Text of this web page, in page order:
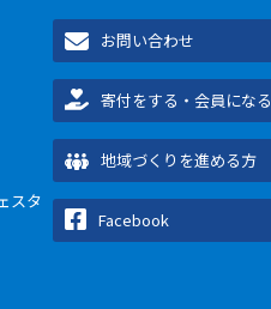
スタ
お問い合わせ
寄付をする・会員になる
地域づくりを進める方
Facebook